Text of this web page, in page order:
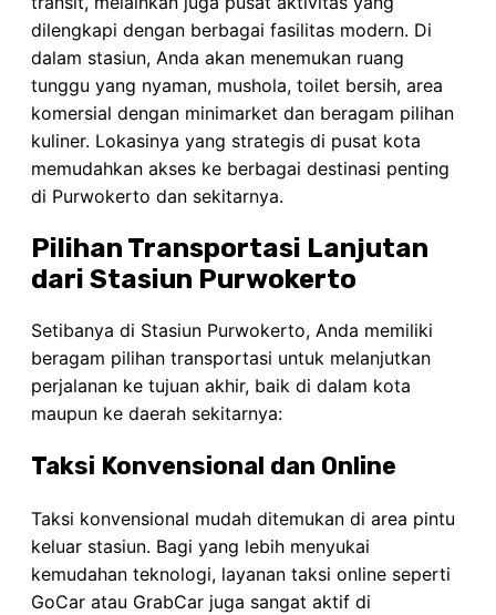
dilengkapi dengan berbagai fasilitas modern. Di
dalam stasiun, Anda akan menemukan ruang
tunggu yang nyaman, mushola, toilet bersih, area
komersial dengan minimarket dan beragam pilihan
kuliner. Lokasinya yang strategis di pusat kota
memudahkan akses ke berbagai destinasi penting
di Purwokerto dan sekitarnya.
Pilihan Transportasi Lanjutan
dari Stasiun Purwokerto
Setibanya di Stasiun Purwokerto, Anda memiliki
beragam pilihan transportasi untuk melanjutkan
perjalanan ke tujuan akhir, baik di dalam kota
maupun ke daerah sekitarnya:
Taksi Konvensional dan Online
Taksi konvensional mudah ditemukan di area pintu
keluar stasiun. Bagi yang lebih menyukai
kemudahan teknologi, layanan taksi online seperti
GoCar atau GrabCar juga sangat aktif di